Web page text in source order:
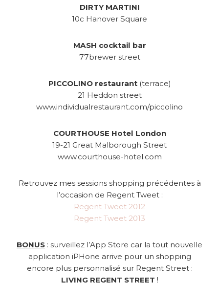
DIRTY MARTINI
10c Hanover Square
MASH cocktail bar
77brewer street
PICCOLINO restaurant(terrace)
21 Heddon street
www.individualrestaurant.com/piccolino
COURTHOUSE Hotel London
19-21 Great Malborough Street
www.courthouse-hotel.com
Retrouvez mes sessions shopping précédentes à
l’occasion de Regent Tweet :
Regent Tweet 2012
Regent Tweet 2013
BONUS : surveillez l’App Store car la tout nouvelle
application iPHone arrive pour un shopping
encore plus personnalisé sur Regent Street :
LIVING REGENT STREET !